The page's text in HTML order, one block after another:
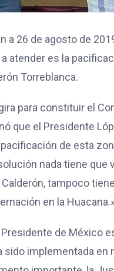
a 26 de agosto de
atender es la
Torreblanca.
para constituir el
que el Presidente
de esta
nada tiene que
tampoco
en la
Presidente de México
sido implementada